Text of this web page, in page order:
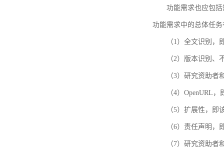
功能需求也应包括
功能需求中的总体任
（1）全文识别
（2）版本识别、
（3）研究资助者
（4）OpenURL
（5）扩展性，
（6）责任声明，
（7）研究资助